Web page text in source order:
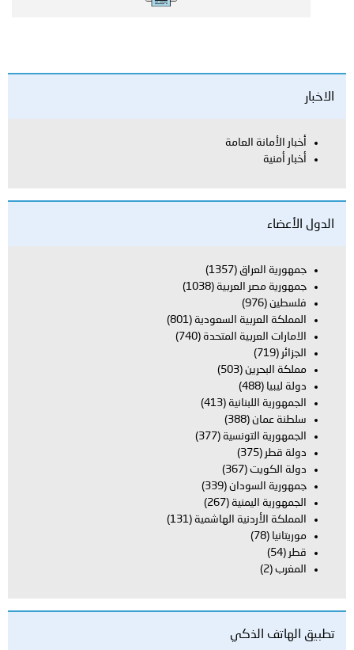
الاخبار
أخبار الأمانة العامة
أخبار أمنية
الدول الأعضاء
جمهورية العراق (1357)
جمهورية مصر العربية (1038)
فلسطين (976)
المملكة العربية السعودية (801)
الامارات العربية المتحدة (740)
الجزائر (719)
مملكة البحرين (503)
دولة ليبيا (488)
الجمهورية اللبنانية (413)
سلطنة عمان (388)
الجمهورية التونسية (377)
دولة قطر (375)
دولة الكويت (367)
جمهورية السودان (339)
الجمهورية اليمنية (267)
المملكة الأردنية الهاشمية (131)
موريتانيا (78)
قطر (54)
المغرب (2)
تطبيق الهاتف الذكي